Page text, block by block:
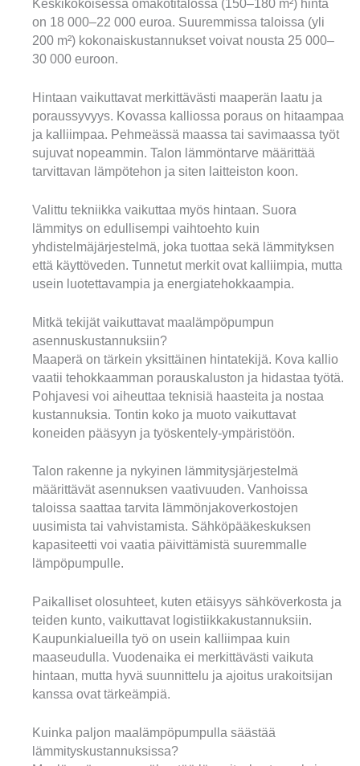
Keskikokoisessa omakotitalossa (150–180 m²) hinta
on 18 000–22 000 euroa. Suuremmissa taloissa (yli
200 m²) kokonaiskustannukset voivat nousta 25 000–
30 000 euroon.
Hintaan vaikuttavat merkittävästi maaperän laatu ja
poraussyvyys. Kovassa kalliossa poraus on hitaampaa
ja kalliimpaa. Pehmeässä maassa tai savimaassa työt
sujuvat nopeammin. Talon lämmöntarve määrittää
tarvittavan lämpötehon ja siten laitteiston koon.
Valittu tekniikka vaikuttaa myös hintaan. Suora
lämmitys on edullisempi vaihtoehto kuin
yhdistelmäjärjestelmä, joka tuottaa sekä lämmityksen
että käyttöveden. Tunnetut merkit ovat kalliimpia, mutta
usein luotettavampia ja energiatehokkaampia.
Mitkä tekijät vaikuttavat maalämpöpumpun
asennuskustannuksiin?
Maaperä on tärkein yksittäinen hintatekijä. Kova kallio
vaatii tehokkaamman porauskaluston ja hidastaa työtä.
Pohjavesi voi aiheuttaa teknisiä haasteita ja nostaa
kustannuksia. Tontin koko ja muoto vaikuttavat
koneiden pääsyyn ja työskentely-ympäristöön.
Talon rakenne ja nykyinen lämmitysjärjestelmä
määrittävät asennuksen vaativuuden. Vanhoissa
taloissa saattaa tarvita lämmönjakoverkostojen
uusimista tai vahvistamista. Sähköpääkeskuksen
kapasiteetti voi vaatia päivittämistä suuremmalle
lämpöpumpulle.
Paikalliset olosuhteet, kuten etäisyys sähköverkosta ja
teiden kunto, vaikuttavat logistiikkakustannuksiin.
Kaupunkialueilla työ on usein kalliimpaa kuin
maaseudulla. Vuodenaika ei merkittävästi vaikuta
hintaan, mutta hyvä suunnittelu ja ajoitus urakoitsijan
kanssa ovat tärkeämpiä.
Kuinka paljon maalämpöpumpulla säästää
lämmityskustannuksissa?